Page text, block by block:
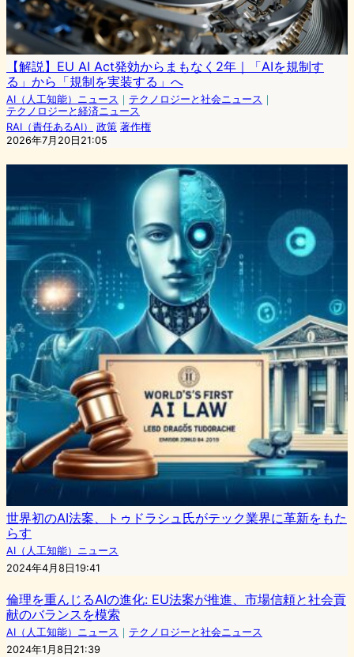
【解説】EU AI Act発効からまもなく2年｜「AIを規制す
る」から「規制を実装する」へ
AI（人工知能）ニュース ｜ テクノロジーと社会ニュース ｜
テクノロジーと経済ニュース
RAI（責任あるAI）
政策 著作権
2026年7月20日21:05
世界初のAI法案、トゥドラシュ氏がテック業界に革新をもた
らす
AI（人工知能）ニュース
2024年4月8日19:41
倫理を重んじるAIの進化: EU法案が推進、市場信頼と社会貢
献のバランスを模索
AI（人工知能）ニュース ｜ テクノロジーと社会ニュース
2024年1月8日21:39